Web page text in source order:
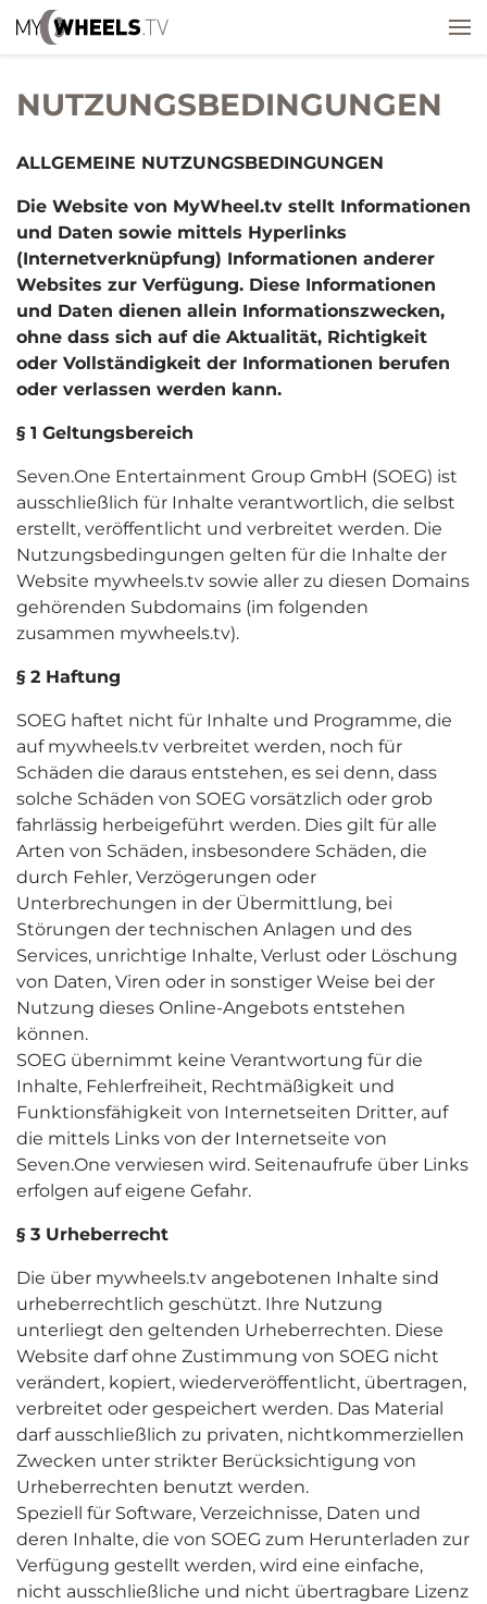
NUTZUNGSBEDINGUNGEN
ALLGEMEINE NUTZUNGSBEDINGUNGEN
Die Website von MyWheel.tv stellt Informationen
und Daten sowie mittels Hyperlinks
(Internetverknüpfung) Informationen anderer
Websites zur Verfügung. Diese Informationen
und Daten dienen allein Informationszwecken,
ohne dass sich auf die Aktualität, Richtigkeit
oder Vollständigkeit der Informationen berufen
oder verlassen werden kann.
§ 1 Geltungsbereich
Seven.One Entertainment Group GmbH (SOEG) ist
ausschließlich für Inhalte verantwortlich, die selbst
erstellt, veröffentlicht und verbreitet werden. Die
Nutzungsbedingungen gelten für die Inhalte der
Website mywheels.tv sowie aller zu diesen Domains
gehörenden Subdomains (im folgenden
zusammen mywheels.tv).
§ 2 Haftung
SOEG haftet nicht für Inhalte und Programme, die
auf mywheels.tv verbreitet werden, noch für
Schäden die daraus entstehen, es sei denn, dass
solche Schäden von SOEG vorsätzlich oder grob
fahrlässig herbeigeführt werden. Dies gilt für alle
Arten von Schäden, insbesondere Schäden, die
durch Fehler, Verzögerungen oder
Unterbrechungen in der Übermittlung, bei
Störungen der technischen Anlagen und des
Services, unrichtige Inhalte, Verlust oder Löschung
von Daten, Viren oder in sonstiger Weise bei der
Nutzung dieses Online-Angebots entstehen
können.
SOEG übernimmt keine Verantwortung für die
Inhalte, Fehlerfreiheit, Rechtmäßigkeit und
Funktionsfähigkeit von Internetseiten Dritter, auf
die mittels Links von der Internetseite von
Seven.One verwiesen wird. Seitenaufrufe über Links
erfolgen auf eigene Gefahr.
§ 3 Urheberrecht
Die über mywheels.tv angebotenen Inhalte sind
urheberrechtlich geschützt. Ihre Nutzung
unterliegt den geltenden Urheberrechten. Diese
Website darf ohne Zustimmung von SOEG nicht
verändert, kopiert, wiederveröffentlicht, übertragen,
verbreitet oder gespeichert werden. Das Material
darf ausschließlich zu privaten, nichtkommerziellen
Zwecken unter strikter Berücksichtigung von
Urheberrechten benutzt werden.
Speziell für Software, Verzeichnisse, Daten und
deren Inhalte, die von SOEG zum Herunterladen zur
Verfügung gestellt werden, wird eine einfache,
nicht ausschließliche und nicht übertragbare Lizenz